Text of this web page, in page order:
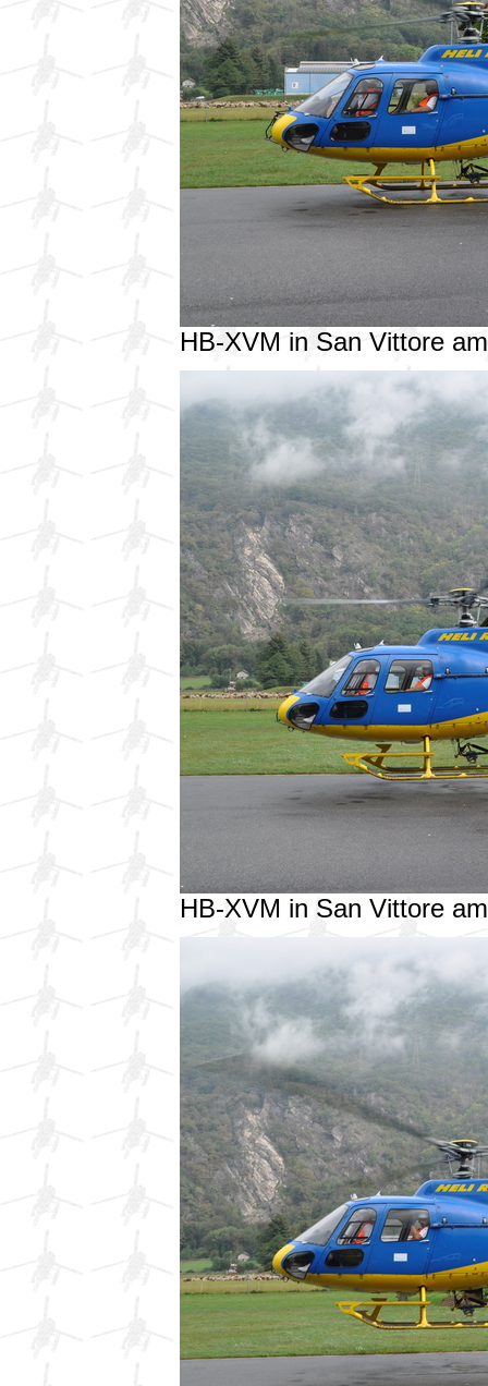
HB-XVM in San Vittore
HB-XVM in San Vittore